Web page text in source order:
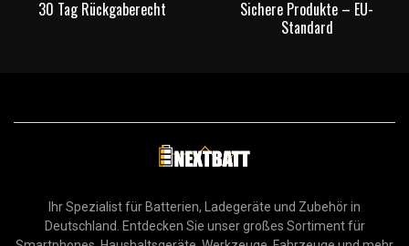
30 Tag Rückgaberecht
Sichere Produkte – EU-
Standard
Ihr Spezialist für Batterien, Ladegeräte und Zubehör in
Deutschland. Entdecken Sie unser großes Sortiment für